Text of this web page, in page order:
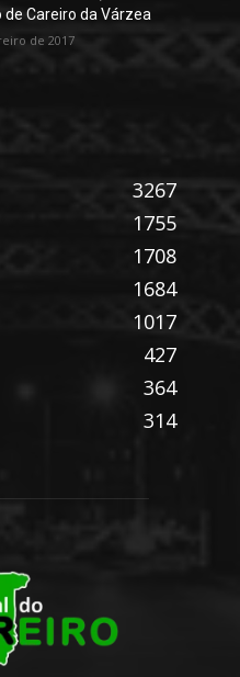
de Careiro da Várzea
de 2017
3267
1755
1708
1684
1017
427
364
314